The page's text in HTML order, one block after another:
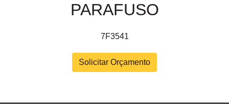
PARAFUSO
7F3541
Solicitar Orçamento